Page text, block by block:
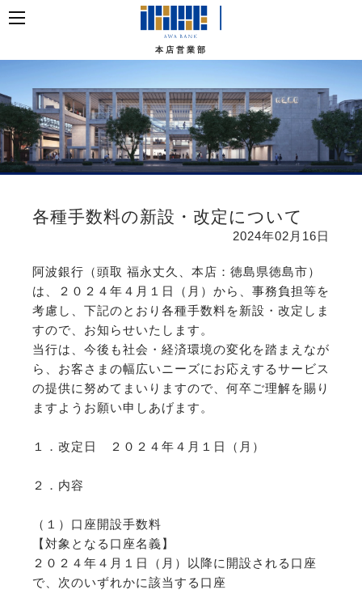
本店営業部
各種手数料の新設・改定について
2024年02月16日
阿波銀行（頭取 福永丈久、本店：徳島県徳島市）
は、２０２４年４月１日（月）から、事務負担等を
考慮し、下記のとおり各種手数料を新設・改定しま
すので、お知らせいたします。
当行は、今後も社会・経済環境の変化を踏まえなが
ら、お客さまの幅広いニーズにお応えするサービス
の提供に努めてまいりますので、何卒ご理解を賜り
ますようお願い申しあげます。
１．改定日 ２０２４年４月１日（月）
２．内容
（１）口座開設手数料
【対象となる口座名義】
２０２４年４月１日（月）以降に開設される口座
で、次のいずれかに該当する口座